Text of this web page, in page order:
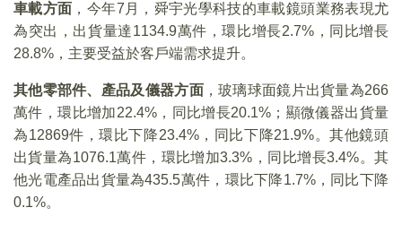
車載方面 ，今年7月，舜宇光學科技的車載鏡頭業務表現尤
為突出，出貨量達1134.9萬件，環比增長2.7%，同比增長
28.8%，主要受益於客戶端需求提升。
其他零部件、產品及儀器方面，玻璃球面鏡片出貨量為266
萬件，環比增加22.4%，同比增長20.1%；顯微儀器出貨量
為12869件，環比下降23.4%，同比下降21.9%。其他鏡頭
出貨量為1076.1萬件，環比增加3.3%，同比增長3.4%。其
他光電產品出貨量為435.5萬件，環比下降1.7%，同比下降
0.1%。